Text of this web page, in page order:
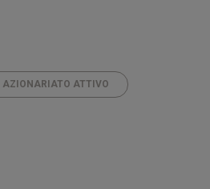
AZIONARIATO ATTIVO